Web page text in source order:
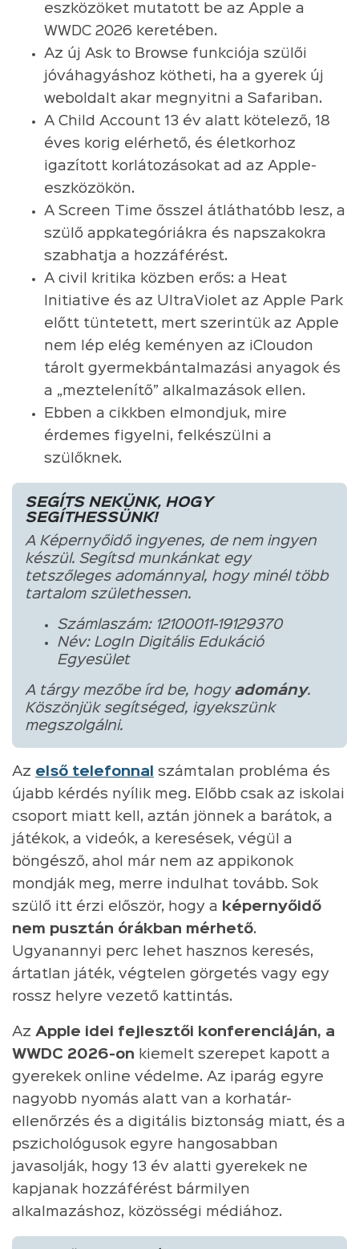
eszközöket mutatott be az Apple a
WWDC 2026 keretében.
Az új Ask to Browse funkciója szülői
jóváhagyáshoz kötheti, ha a gyerek új
weboldalt akar megnyitni a Safariban.
A Child Account 13 év alatt kötelező, 18
éves korig elérhető, és életkorhoz
igazított korlátozásokat ad az Apple-
eszközökön.
A Screen Time ősszel átláthatóbb lesz, a
szülő appkategóriákra és napszakokra
szabhatja a hozzáférést.
A civil kritika közben erős: a Heat
Initiative és az UltraViolet az Apple Park
előtt tüntetett, mert szerintük az Apple
nem lép elég keményen az iCloudon
tárolt gyermekbántalmazási anyagok és
a „meztelenítő” alkalmazások ellen.
Ebben a cikkben elmondjuk, mire
érdemes figyelni, felkészülni a
szülőknek.
SEGÍTS NEKÜNK, HOGY
SEGÍTHESSÜNK!
A Képernyőidő ingyenes, de nem ingyen
készül. Segítsd munkánkat egy
tetszőleges adománnyal, hogy minél több
tartalom születhessen.
Számlaszám: 12100011-19129370
Név: LogIn Digitális Edukáció
Egyesület
A tárgy mezőbe írd be, hogy adomány.
Köszönjük segítséged, igyekszünk
megszolgálni.
Az első telefonnal
számtalan probléma és
újabb kérdés nyílik meg. Előbb csak az iskolai
csoport miatt kell, aztán jönnek a barátok, a
játékok, a videók, a keresések, végül a
böngésző, ahol már nem az appikonok
mondják meg, merre indulhat tovább. Sok
szülő itt érzi először, hogy a
képernyőidő
nem pusztán órákban mérhető.
Ugyanannyi perc lehet hasznos keresés,
ártatlan játék, végtelen görgetés vagy egy
rossz helyre vezető kattintás.
Az Apple idei fejlesztői konferenciáján, a
WWDC 2026-on kiemelt szerepet kapott a
gyerekek online védelme. Az iparág egyre
nagyobb nyomás alatt van a korhatár-
ellenőrzés és a digitális biztonság miatt, és a
pszichológusok egyre hangosabban
javasolják, hogy 13 év alatti gyerekek ne
kapjanak hozzáférést bármilyen
alkalmazáshoz, közösségi médiához.